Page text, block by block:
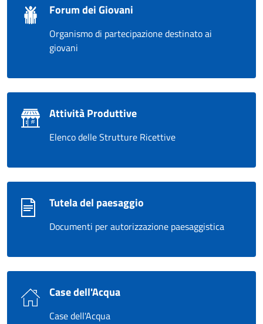
Forum dei Giovani
Organismo di partecipazione destinato ai
giovani
Attività Produttive
Elenco delle Strutture Ricettive
Tutela del paesaggio
Documenti per autorizzazione paesaggistica
Case dell'Acqua
Case dell'Acqua